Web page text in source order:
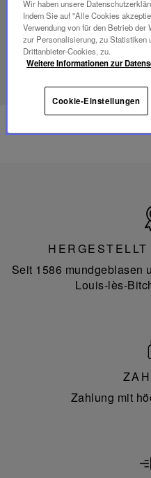
ENTDECKEN SIE
Seit 1586 mundgeblasen
Louis-lès-
Zahlung mit
Wir haben unsere
Indem Sie auf "Alle Cookies
Verwendung von für den Betrieb
zur Personalisierung, zu
Drittanbieter-Cookies, zu.
Weitere Informationen zur
Cookie-Einstellungen